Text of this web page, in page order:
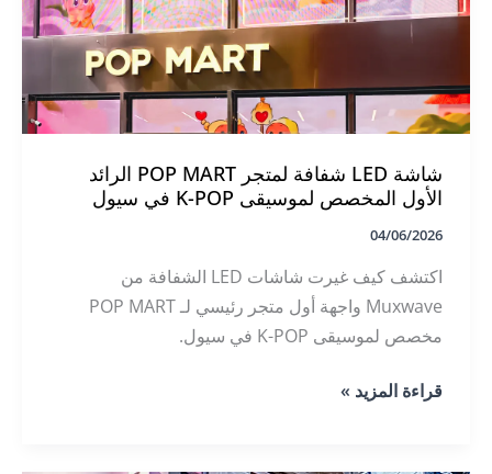
شاشة LED شفافة لمتجر POP MART الرائد
الأول المخصص لموسيقى K-POP في سيول
04/06/2026
اكتشف كيف غيرت شاشات LED الشفافة من
Muxwave واجهة أول متجر رئيسي لـ POP MART
مخصص لموسيقى K-POP في سيول.
شاشة
قراءة المزيد »